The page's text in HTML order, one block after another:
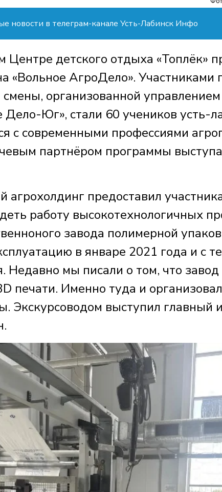
новости в телеграм-канале Усть-Лабинск Инфо
Центре детского отдыха «Топлёк»
«Вольное АгроДело». Участниками
смены, организованной
Юг», стали 60 учеников усть-
с современными профессиями
партнёром программы
агрохолдинг предоставил
работу высокотехнологичных
завода полимерной
в январе 2021 года и с
Недавно мы писали о том, что
печати. Именно туда и
Экскурсоводом выступил главный